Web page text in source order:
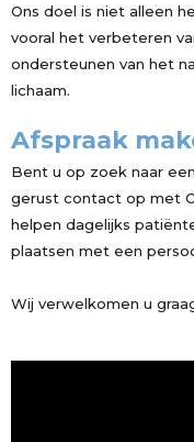
Ons doel is niet alleen
vooral het verbeteren
ondersteunen van het
lichaam.
Afspraak
Bent u op zoek naar
gerust contact op met
helpen dagelijks
plaatsen met een
Wij verwelkomen u